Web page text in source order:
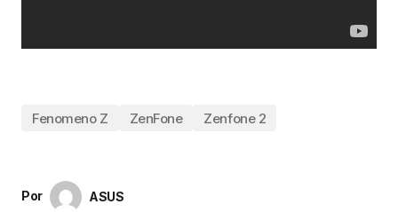
Fenomeno Z ZenFone Zenfone 2
Por
ASUS